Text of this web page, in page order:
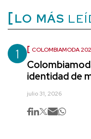
LO MÁS
1 COLOMBIAMODA
identidad de
julio 31, 2026